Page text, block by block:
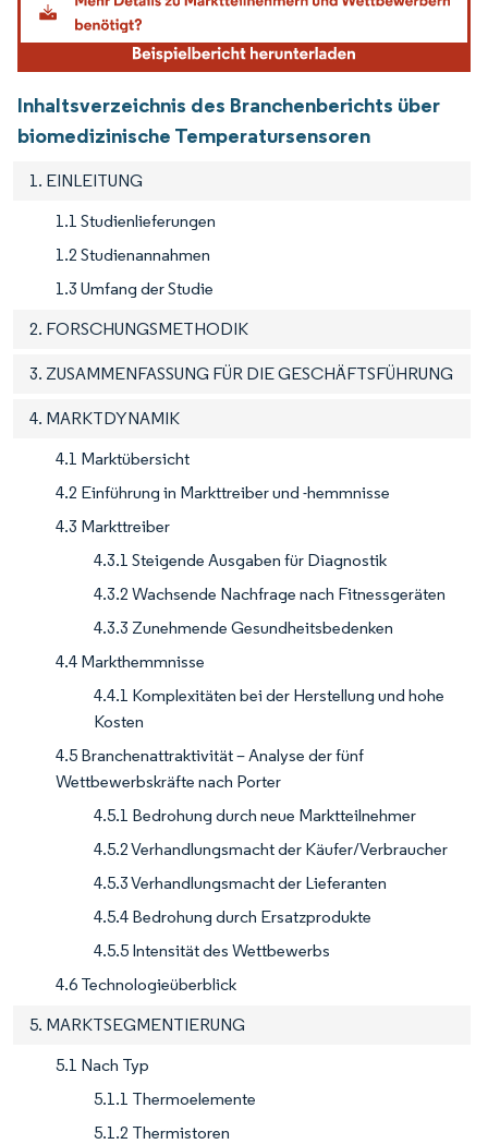
Inhaltsverzeichnis des Branchenberichts über
biomedizinische Temperatursensoren
1. EINLEITUNG
1.1 Studienlieferungen
1.2 Studienannahmen
1.3 Umfang der Studie
2. FORSCHUNGSMETHODIK
3. ZUSAMMENFASSUNG FÜR DIE GESCHÄFTSFÜHRUNG
4. MARKTDYNAMIK
4.1 Marktübersicht
4.2 Einführung in Markttreiber und -hemmnisse
4.3 Markttreiber
4.3.1 Steigende Ausgaben für Diagnostik
4.3.2 Wachsende Nachfrage nach Fitnessgeräten
4.3.3 Zunehmende Gesundheitsbedenken
4.4 Markthemmnisse
4.4.1 Komplexitäten bei der Herstellung und hohe
Kosten
4.5 Branchenattraktivität – Analyse der fünf
Wettbewerbskräfte nach Porter
4.5.1 Bedrohung durch neue Marktteilnehmer
4.5.2 Verhandlungsmacht der Käufer/Verbraucher
4.5.3 Verhandlungsmacht der Lieferanten
4.5.4 Bedrohung durch Ersatzprodukte
4.5.5 Intensität des Wettbewerbs
4.6 Technologieüberblick
5. MARKTSEGMENTIERUNG
5.1 Nach Typ
5.1.1 Thermoelemente
5.1.2 Thermistoren